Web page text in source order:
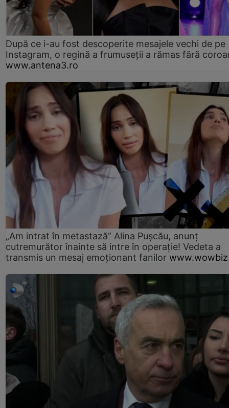
După ce i-au fost descoperite mesajele vechi de pe
Instagram, o regină a frumuseții a rămas fără
www.antena3.ro
„Am intrat în metastază” Alina Pușcău, anunț
cutremurător înainte să intre în operație! Vedeta a
transmis un mesaj emoționant fanilor